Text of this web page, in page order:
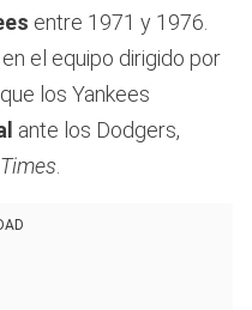
entre 1971 y 1976.
en el equipo dirigido por
los Yankees
ante los Dodgers,